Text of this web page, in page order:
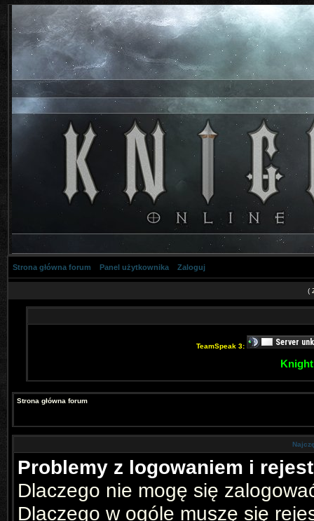
Strona główna forum Panel użytkownika Zaloguj
(
TeamSpeak 3:
Strona główna forum
Problemy z logowaniem i
Dlaczego nie mogę się
Dlaczego w ogóle muszę się